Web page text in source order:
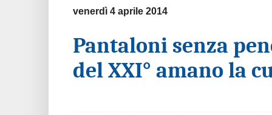
venerdì 4 aprile 2014
Pantaloni senza
del XXI° amano la